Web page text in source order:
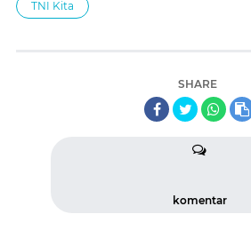
TNI Kita
SHARE
komentar